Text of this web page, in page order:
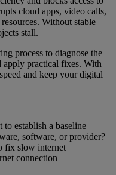
cloud apps, video calls,
Without stable
stall.
process to diagnose the
apply practical fixes. With
and keep your digital
to establish a baseline
software, or provider?
fix slow internet
connection